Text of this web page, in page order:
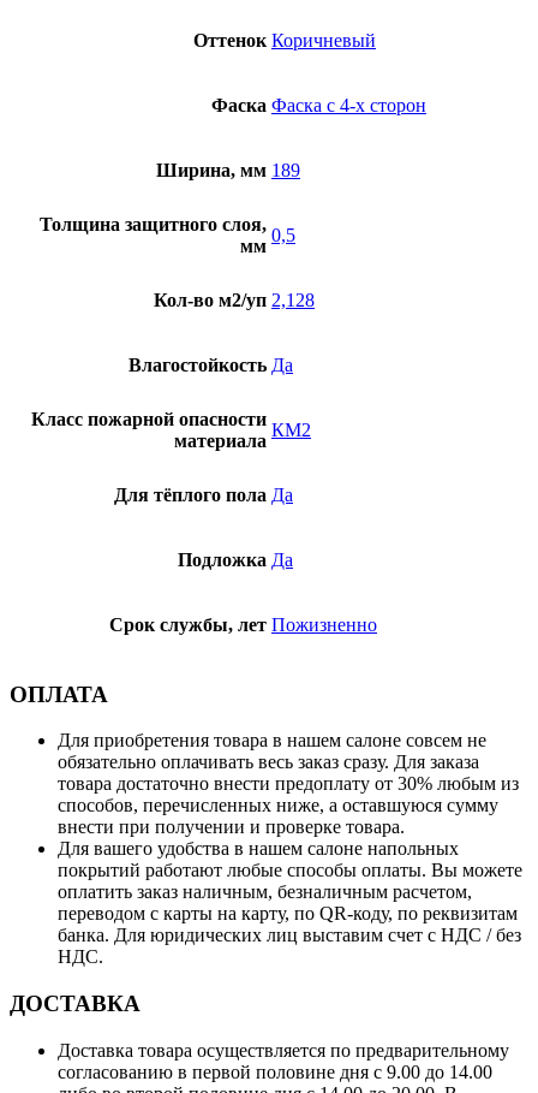
Оттенок Коричневый
Фаска Фаска с 4-х сторон
Ширина, мм 189
Толщина защитного слоя,
мм
0,5
Кол-во м2/уп 2,128
Влагостойкость Да
Класс пожарной опасности
материала
КМ2
Для тёплого пола Да
Подложка Да
Срок службы, лет Пожизненно
ОПЛАТА
Для приобретения товара в нашем салоне совсем не
обязательно оплачивать весь заказ сразу. Для заказа
товара достаточно внести предоплату от 30% любым из
способов, перечисленных ниже, а оставшуюся сумму
внести при получении и проверке товара.
Для вашего удобства в нашем салоне напольных
покрытий работают любые способы оплаты. Вы можете
оплатить заказ наличным, безналичным расчетом,
переводом с карты на карту, по QR-коду, по реквизитам
банка. Для юридических лиц выставим счет с НДС / без
НДС.
ДОСТАВКА
Доставка товара осуществляется по предварительному
согласованию в первой половине дня с 9.00 до 14.00